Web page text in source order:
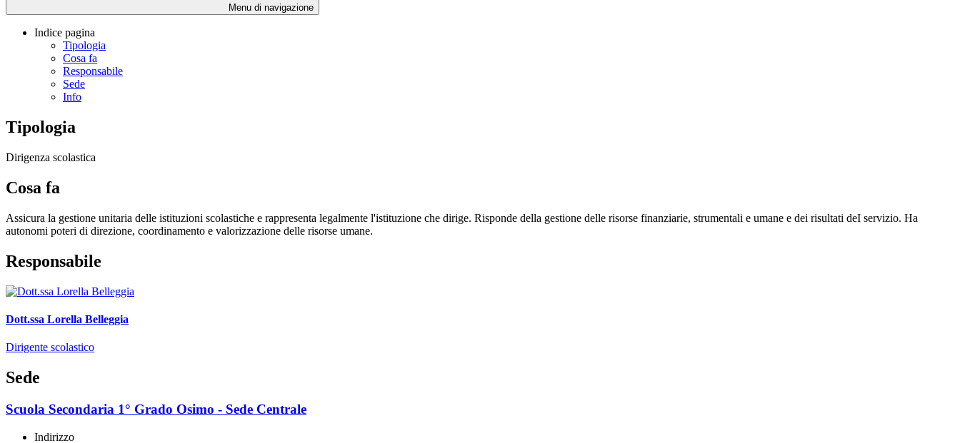
Menu di navigazione
Indice pagina
Tipologia
Cosa fa
Responsabile
Sede
Info
Tipologia
Dirigenza scolastica
Cosa fa
Assicura la gestione unitaria delle istituzioni scolastiche e rappresenta legalmente l'istituzione che dirige. Risponde della gestione delle risorse finanziarie, strumentali e umane e dei risultati deI servizio. Ha
autonomi poteri di direzione, coordinamento e valorizzazione delle risorse umane.
Responsabile
Dott.ssa Lorella Belleggia
Dirigente scolastico
Sede
Scuola Secondaria 1° Grado Osimo - Sede Centrale
Indirizzo